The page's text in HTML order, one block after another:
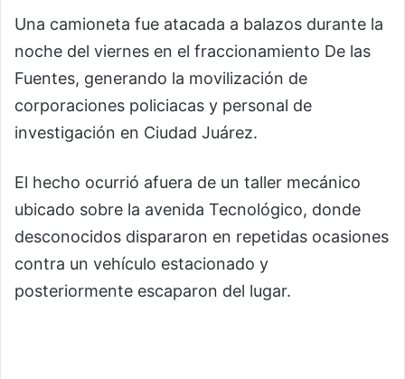
Una camioneta fue atacada a balazos durante la
noche del viernes en el fraccionamiento De las
Fuentes, generando la movilización de
corporaciones policiacas y personal de
investigación en Ciudad Juárez.
El hecho ocurrió afuera de un taller mecánico
ubicado sobre la avenida Tecnológico, donde
desconocidos dispararon en repetidas ocasiones
contra un vehículo estacionado y
posteriormente escaparon del lugar.